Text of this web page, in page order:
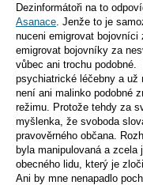
Dezinformátoři na to
Asanace . Jenže to je
nuceni emigrovat
emigrovat bojovníky za
vůbec ani trochu
psychiatrické léčebny a už
není ani malinko podobné
režimu. Protože tehdy za
myšlenka, že svoboda
pravověrného občana.
byla manipulovaná a
obecného lidu, který je
Ani by mne nenapadlo